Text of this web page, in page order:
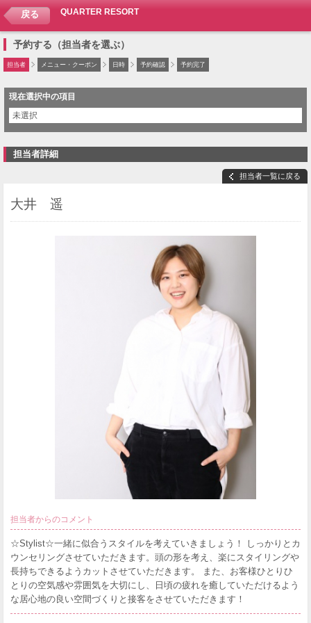
戻る QUARTER RESORT
予約する（担当者を選ぶ）
担当者 メニュー・クーポン 日時 予約確認 予約完了
現在選択中の項目
未選択
担当者詳細
担当者一覧に戻る
大井 遥
担当者からのコメント
☆Stylist☆一緒に似合うスタイルを考えていきましょう！ しっかりとカ
ウンセリングさせていただきます。頭の形を考え、楽にスタイリングや
長持ちできるようカットさせていただきます。 また、お客様ひとりひ
とりの空気感や雰囲気を大切にし、日頃の疲れを癒していただけるよう
な居心地の良い空間づくりと接客をさせていただきます！